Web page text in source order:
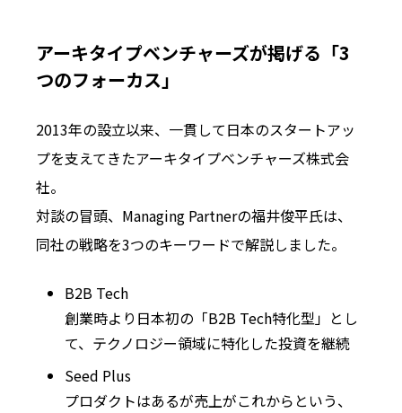
アーキタイプベンチャーズが掲げる「3
つのフォーカス」
2013年の設立以来、一貫して日本のスタートアッ
プを支えてきたアーキタイプベンチャーズ株式会
社。
対談の冒頭、Managing Partnerの福井俊平氏は、
同社の戦略を3つのキーワードで解説しました。
B2B Tech
創業時より日本初の「B2B Tech特化型」とし
て、テクノロジー領域に特化した投資を継続
Seed Plus
プロダクトはあるが売上がこれからという、